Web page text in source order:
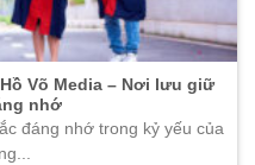
Võ Media – Nơi lưu giữ
nhớ
đáng nhớ trong kỷ yếu của